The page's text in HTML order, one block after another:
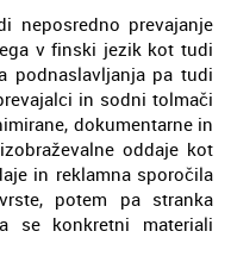
neposredno prevajanje
v finski jezik kot tudi
podnaslavljanja pa tudi
in sodni tolmači
dokumentarne in
oddaje kot
in reklamna sporočila
potem pa stranka
se konkretni materiali